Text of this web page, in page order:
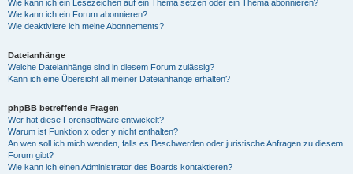
Wie kann ich ein Lesezeichen auf ein Thema setzen oder ein Thema abonnieren?
Wie kann ich ein Forum abonnieren?
Wie deaktiviere ich meine Abonnements?
Dateianhänge
Welche Dateianhänge sind in diesem Forum zulässig?
Kann ich eine Übersicht all meiner Dateianhänge erhalten?
phpBB betreffende Fragen
Wer hat diese Forensoftware entwickelt?
Warum ist Funktion x oder y nicht enthalten?
An wen soll ich mich wenden, falls es Beschwerden oder juristische Anfragen zu diesem
Forum gibt?
Wie kann ich einen Administrator des Boards kontaktieren?